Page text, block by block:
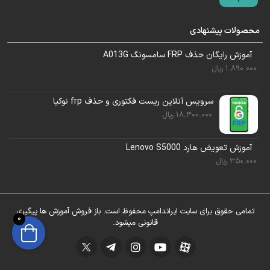
محصولات پیشنهادی
آموزش رایگان حذف FRP سامسونگ A013G
1.890.000 ریال
سرویس آنلاین ریست فکتوری و حذف frp نوکیا
18.300.000 ریال
آموزش تعویض هارد Lenovo S5000
350.000 ریال
تمامی حقوق برای سایت ایراندامپ محفوظ است. باز فروش آموزش ها پیگیری
قانونی میشود.
0